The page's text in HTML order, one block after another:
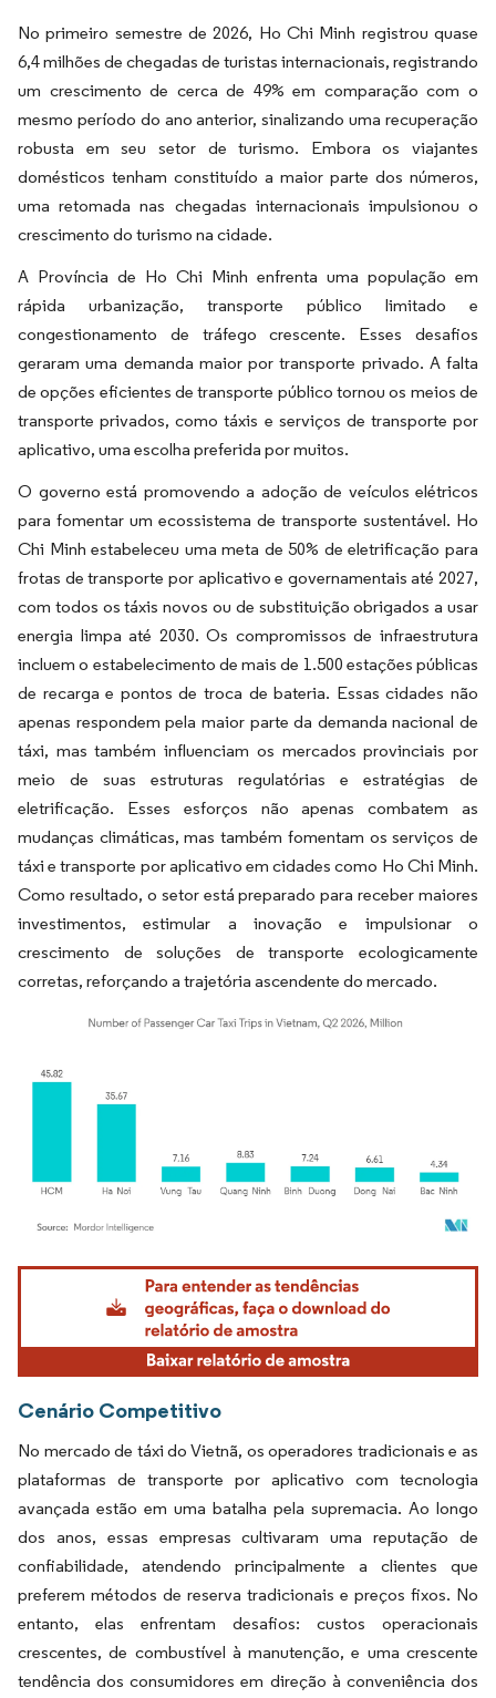
No primeiro semestre de 2026, Ho Chi Minh registrou quase
6,4 milhões de chegadas de turistas internacionais, registrando
um crescimento de cerca de 49% em comparação com o
mesmo período do ano anterior, sinalizando uma recuperação
robusta em seu setor de turismo. Embora os viajantes
domésticos tenham constituído a maior parte dos números,
uma retomada nas chegadas internacionais impulsionou o
crescimento do turismo na cidade.
A Província de Ho Chi Minh enfrenta uma população em
rápida urbanização, transporte público limitado e
congestionamento de tráfego crescente. Esses desafios
geraram uma demanda maior por transporte privado. A falta
de opções eficientes de transporte público tornou os meios de
transporte privados, como táxis e serviços de transporte por
aplicativo, uma escolha preferida por muitos.
O governo está promovendo a adoção de veículos elétricos
para fomentar um ecossistema de transporte sustentável. Ho
Chi Minh estabeleceu uma meta de 50% de eletrificação para
frotas de transporte por aplicativo e governamentais até 2027,
com todos os táxis novos ou de substituição obrigados a usar
energia limpa até 2030. Os compromissos de infraestrutura
incluem o estabelecimento de mais de 1.500 estações públicas
de recarga e pontos de troca de bateria. Essas cidades não
apenas respondem pela maior parte da demanda nacional de
táxi, mas também influenciam os mercados provinciais por
meio de suas estruturas regulatórias e estratégias de
eletrificação. Esses esforços não apenas combatem as
mudanças climáticas, mas também fomentam os serviços de
táxi e transporte por aplicativo em cidades como Ho Chi Minh.
Como resultado, o setor está preparado para receber maiores
investimentos, estimular a inovação e impulsionar o
crescimento de soluções de transporte ecologicamente
corretas, reforçando a trajetória ascendente do mercado.
Imagem © Mordor Intelligence. O reuso requer atribuição conforme CC BY 4.0.
Cenário Competitivo
No mercado de táxi do Vietnã, os operadores tradicionais e as
plataformas de transporte por aplicativo com tecnologia
avançada estão em uma batalha pela supremacia. Ao longo
dos anos, essas empresas cultivaram uma reputação de
confiabilidade, atendendo principalmente a clientes que
preferem métodos de reserva tradicionais e preços fixos. No
entanto, elas enfrentam desafios: custos operacionais
crescentes, de combustível à manutenção, e uma crescente
tendência dos consumidores em direção à conveniência dos